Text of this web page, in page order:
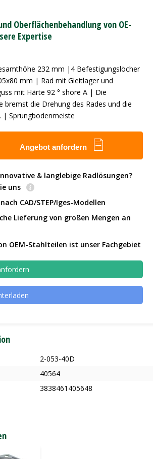
Oberflächenbehandlung von OE-
Expertise
232 mm |4 Befestigungslöcher
mm | Rad mit Gleitlager und
mit Härte 92 ° shore A | Die
bremst die Drehung des Rades und die
| Sprungbodenmeiste
Angebot anfordern
& langlebige Radlösungen?
uns
CAD/STEP/Iges-Modellen
Lieferung von großen Mengen an
OEM-Stahlteilen ist unser Fachgebiet
2-053-40D
40564
3838461405648